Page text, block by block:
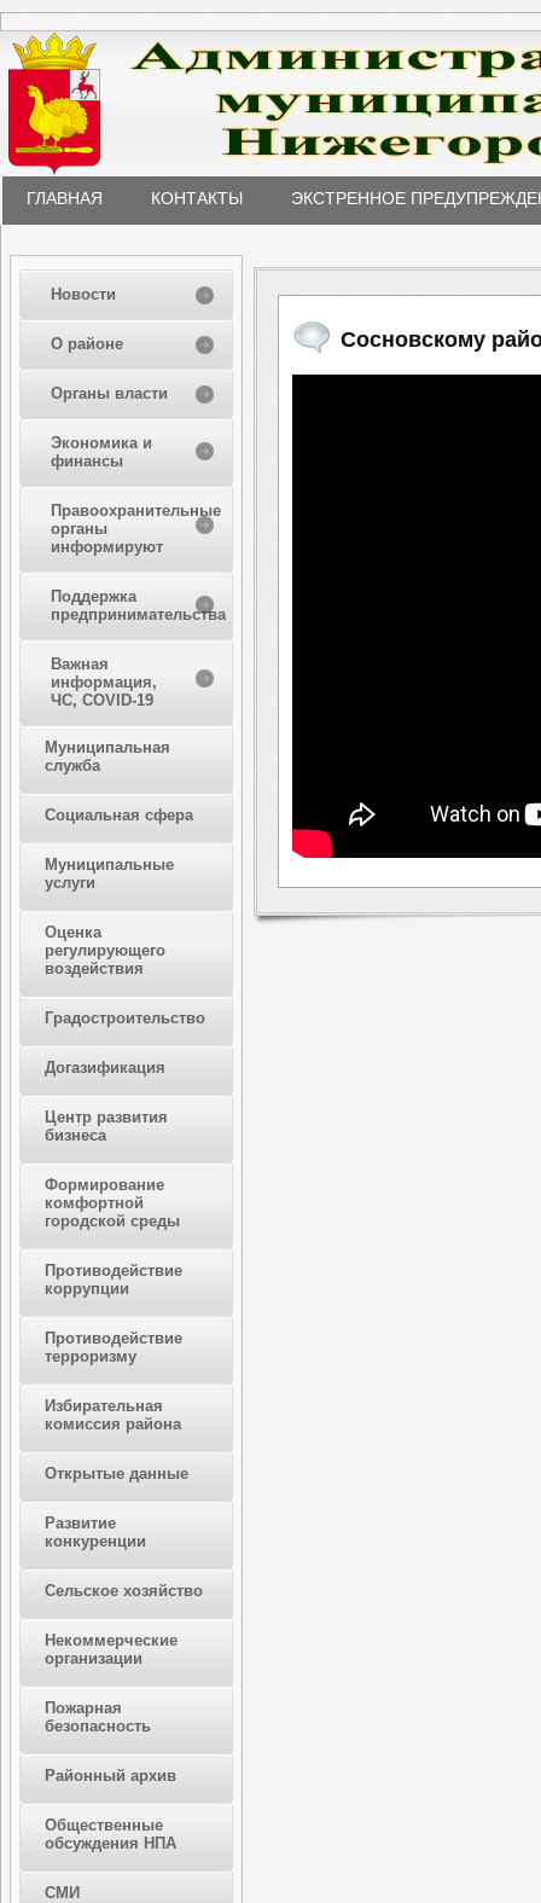
ГЛАВНАЯ КОНТАКТЫ ЭКСТРЕННОЕ
Новости
О районе
Органы власти
Экономика и
финансы
Правоохранительные
органы
информируют
Поддержка
предпринимательства
Важная
информация,
ЧС, COVID-19
Муниципальная
служба
Социальная сфера
Муниципальные
услуги
Оценка
регулирующего
воздействия
Градостроительство
Догазификация
Центр развития
бизнеса
Формирование
комфортной
городской среды
Противодействие
коррупции
Противодействие
терроризму
Избирательная
комиссия района
Открытые данные
Развитие
конкуренции
Сельское хозяйство
Некоммерческие
организации
Пожарная
безопасность
Районный архив
Общественные
обсуждения НПА
СМИ
Сосновскому